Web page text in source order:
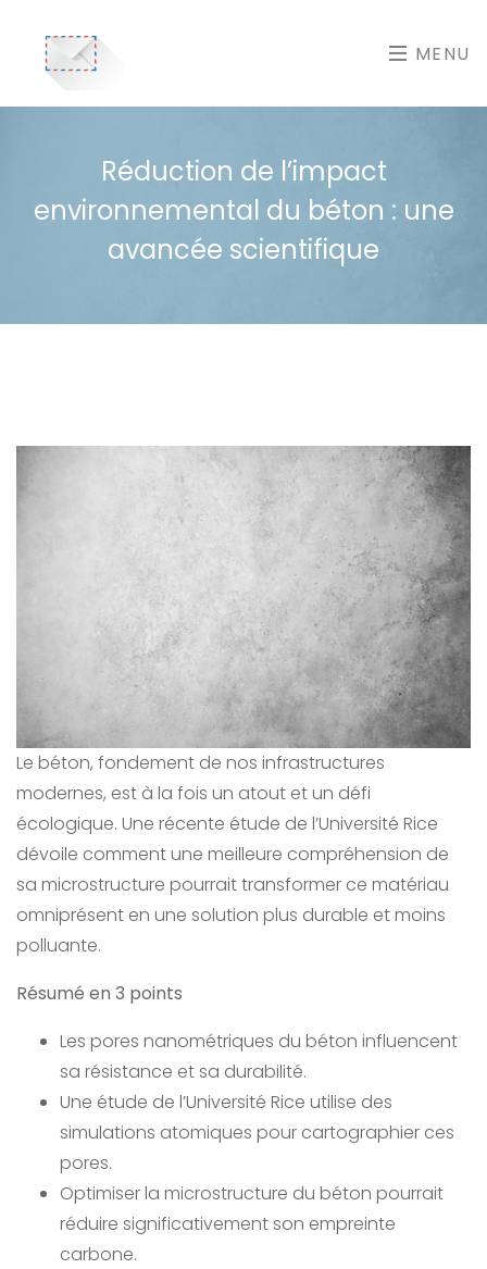
MENU
Réduction de l’impact
environnemental du béton : une
avancée scientifique
Le béton, fondement de nos infrastructures
modernes, est à la fois un atout et un défi
écologique. Une récente étude de l’Université Rice
dévoile comment une meilleure compréhension de
sa microstructure pourrait transformer ce matériau
omniprésent en une solution plus durable et moins
polluante.
Résumé en 3 points
Les pores nanométriques du béton influencent
sa résistance et sa durabilité.
Une étude de l’Université Rice utilise des
simulations atomiques pour cartographier ces
pores.
Optimiser la microstructure du béton pourrait
réduire significativement son empreinte
carbone.